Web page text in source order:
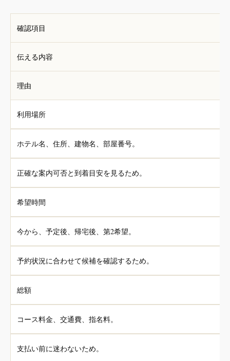
確認項目
伝える内容
理由
利用場所
ホテル名、住所、建物名、部屋番号。
正確な案内可否と到着目安を見るため。
希望時間
今から、予定後、帰宅後、第2希望。
予約状況に合わせて候補を確認するため。
総額
コース料金、交通費、指名料。
支払い前に迷わないため。